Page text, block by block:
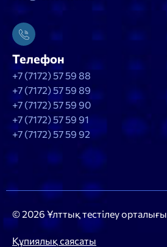
Телефон
+7 (7172) 57 59 88
+7 (7172) 57 59 89
+7 (7172) 57 59 90
+7 (7172) 57 59 91
+7 (7172) 57 59 92
© 2026 Ұлттық тестілеу орталығы
Құпиялық саясаты